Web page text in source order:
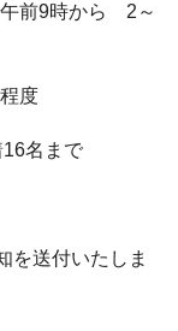
前9時から 2 ～
度
16名まで
送付いたしま